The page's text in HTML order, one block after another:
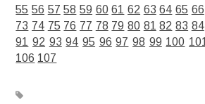
55 56 57 58 59 60 61 62 63 64 65 66
73 74 75 76 77 78 79 80 81 82 83 84
91
92 93 94 95 96 97 98 99 100 101
106 107